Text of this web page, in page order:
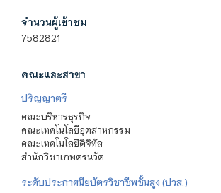
จำนวนผู้เข้าชม
7582821
คณะและสาขา
ปริญญาตรี
คณะบริหารธุรกิจ
คณะเทคโนโลยีอุตสาหกรรม
คณะเทคโนโลยีดิจิทัล
สำนักวิชาเกษตรนวัต
ระดับประกาศนียบัตรวิชาชีพชั้นสูง (ปวส.)